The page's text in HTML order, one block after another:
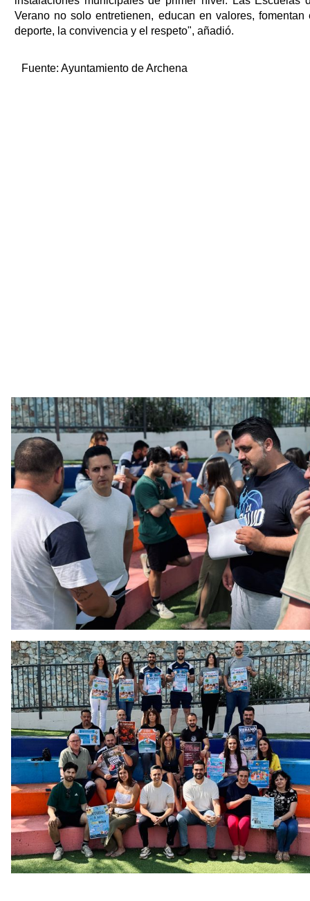
Verano no solo entretienen, educan en valores, fomentan
deporte, la convivencia y el respeto", añadió.
Fuente: Ayuntamiento de Archena